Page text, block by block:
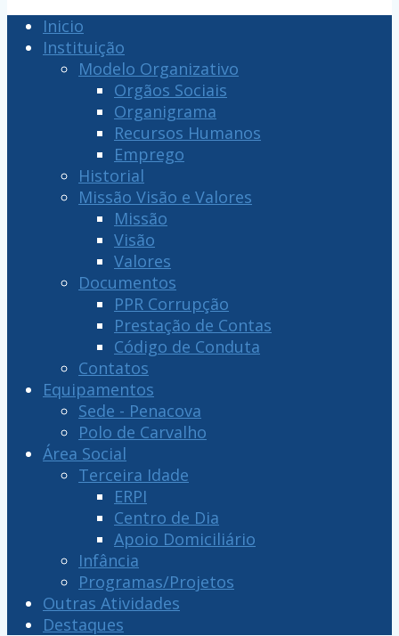
Inicio
Instituição
Modelo Organizativo
Orgãos Sociais
Organigrama
Recursos Humanos
Emprego
Historial
Missão Visão e Valores
Missão
Visão
Valores
Documentos
PPR Corrupção
Prestação de Contas
Código de Conduta
Contatos
Equipamentos
Sede - Penacova
Polo de Carvalho
Área Social
Terceira Idade
ERPI
Centro de Dia
Apoio Domiciliário
Infância
Programas/Projetos
Outras Atividades
Destaques